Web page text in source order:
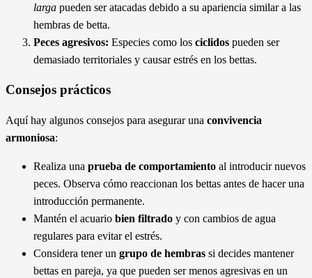
larga pueden ser atacadas debido a su apariencia similar a las
hembras de betta.
Peces agresivos: Especies como los ciclidos pueden ser
demasiado territoriales y causar estrés en los bettas.
Consejos prácticos
Aquí hay algunos consejos para asegurar una convivencia
armoniosa:
Realiza una prueba de comportamiento al introducir nuevos
peces. Observa cómo reaccionan los bettas antes de hacer una
introducción permanente.
Mantén el acuario bien filtrado y con cambios de agua
regulares para evitar el estrés.
Considera tener un grupo de hembras si decides mantener
bettas en pareja, ya que pueden ser menos agresivas en un